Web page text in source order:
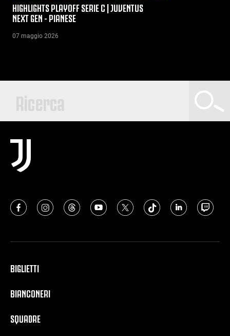
HIGHLIGHTS PLAYOFF SERIE C | JUVENTUS
NEXT GEN - PIANESE
07 maggio 2026
BIGLIETTI
BIANCONERI
SQUADRE